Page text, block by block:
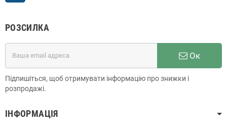
РОЗСИЛКА
Ок
Підпишіться, щоб отримувати інформацію про знижки і
розпродажі.
ІНФОРМАЦІЯ